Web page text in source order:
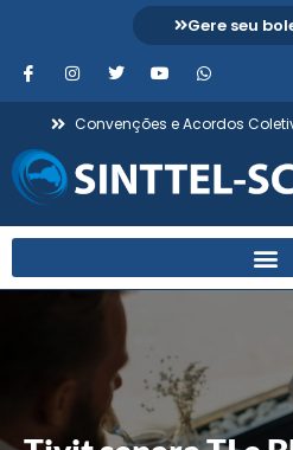
Gere seu
Convenções e Acordos